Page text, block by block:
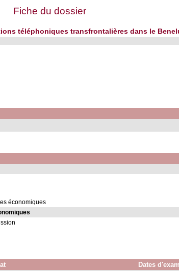
Fiche du dossier
téléphoniques transfrontalières dans le
économiques
Dates